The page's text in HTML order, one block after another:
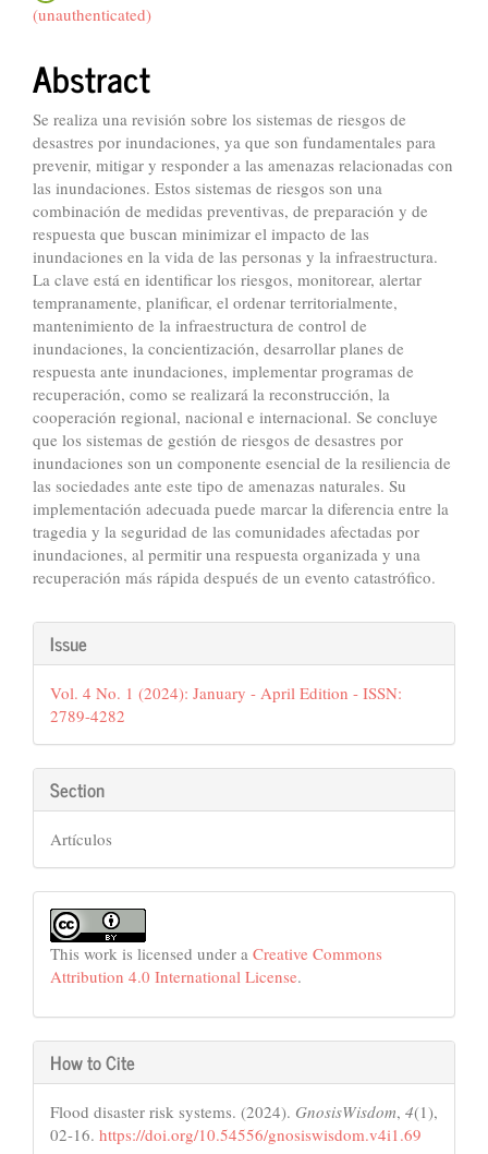
(unauthenticated)
Abstract
Se realiza una revisión sobre los sistemas de riesgos de
desastres por inundaciones, ya que son fundamentales para
prevenir, mitigar y responder a las amenazas relacionadas con
las inundaciones. Estos sistemas de riesgos son una
combinación de medidas preventivas, de preparación y de
respuesta que buscan minimizar el impacto de las
inundaciones en la vida de las personas y la infraestructura.
La clave está en identificar los riesgos, monitorear, alertar
tempranamente, planificar, el ordenar territorialmente,
mantenimiento de la infraestructura de control de
inundaciones, la concientización, desarrollar planes de
respuesta ante inundaciones, implementar programas de
recuperación, como se realizará la reconstrucción, la
cooperación regional, nacional e internacional. Se concluye
que los sistemas de gestión de riesgos de desastres por
inundaciones son un componente esencial de la resiliencia de
las sociedades ante este tipo de amenazas naturales. Su
implementación adecuada puede marcar la diferencia entre la
tragedia y la seguridad de las comunidades afectadas por
inundaciones, al permitir una respuesta organizada y una
recuperación más rápida después de un evento catastrófico.
Article
Details
Issue
Vol. 4 No. 1 (2024): January - April Edition - ISSN:
2789-4282
Section
Artículos
This work is licensed under a Creative Commons
Attribution 4.0 International License.
How to Cite
Flood disaster risk systems. (2024). GnosisWisdom, 4(1),
02-16. https://doi.org/10.54556/gnosiswisdom.v4i1.69